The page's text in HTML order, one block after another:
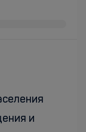
и